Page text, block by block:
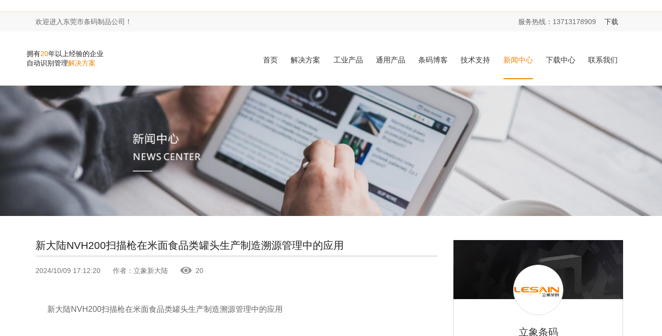
欢迎进入东莞市条码制品公司！ 服务热线： 13713178909 下载
拥有20年以上经验的企业
自动识别管理解决方案 首页 解决方案 工业产品 通用产品 条码博客 技术支持 新闻中心 下载中心 联系我们
新大陆NVH200扫描枪在米面食品类罐头生产制造溯源管理中的应用
2024/10/09 17:12:20 作者：立象新大陆 20
新大陆NVH200扫描枪在米面食品类罐头生产制造溯源管理中的应用
立象条码